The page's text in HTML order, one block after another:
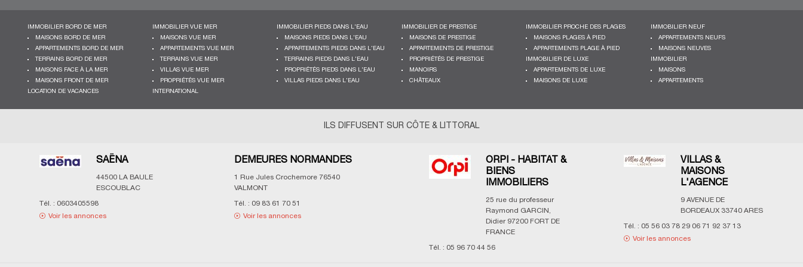
IMMOBILIER BORD DE MER
MAISONS BORD DE MER
APPARTEMENTS BORD DE MER
TERRAINS BORD DE MER
MAISONS FACE À LA MER
MAISONS FRONT DE MER
IMMOBILIER VUE MER
MAISONS VUE MER
APPARTEMENTS VUE MER
TERRAINS VUE MER
VILLAS VUE MER
PROPRIÉTÉS VUE MER
IMMOBILIER PIEDS DANS L'EAU
MAISONS PIEDS DANS L'EAU
APPARTEMENTS PIEDS DANS L'EAU
TERRAINS PIEDS DANS L'EAU
PROPRIÉTÉS PIEDS DANS L'EAU
VILLAS PIEDS DANS L'EAU
IMMOBILIER DE PRESTIGE
MAISONS DE PRESTIGE
APPARTEMENTS DE PRESTIGE
PROPRIÉTÉS DE PRESTIGE
MANOIRS
CHÂTEAUX
IMMOBILIER PROCHE DES PLAGES
MAISONS PLAGES À PIED
APPARTEMENTS PLAGE À PIED
IMMOBILIER NEUF
APPARTEMENTS NEUFS
MAISONS NEUVES
IMMOBILIER DE LUXE
APPARTEMENTS DE LUXE
MAISONS DE LUXE
IMMOBILIER
MAISONS
APPARTEMENTS
LOCATION DE VACANCES
INTERNATIONAL
ILS DIFFUSENT SUR CÔTE & LITTORAL
SAËNA
44500 LA BAULE
ESCOUBLAC
Tél. : 0603405598
Voir les annonces
DEMEURES NORMANDES
1 Rue Jules Crochemore 76540
VALMONT
Tél. : 09 83 61 70 51
Voir les annonces
ORPI - HABITAT &
BIENS
IMMOBILIERS
25 rue du professeur
Raymond GARCIN,
Didier 97200 FORT DE
FRANCE
Tél. : 05 96 70 44 56
VILLAS &
MAISONS
L'AGENCE
9 AVENUE DE
BORDEAUX 33740 ARES
Tél. : 05 56 03 78 29 06 71 92 37 13
Voir les annonces